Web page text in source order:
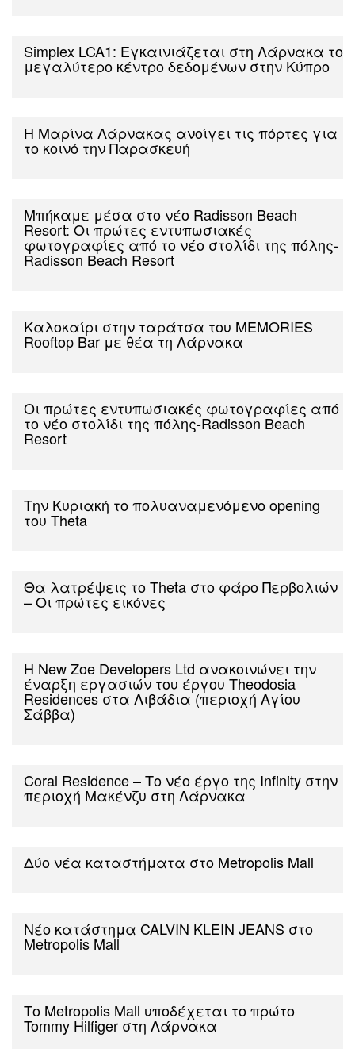
Simplex LCA1: Εγκαινιάζεται στη Λάρνακα το
μεγαλύτερο κέντρο δεδομένων στην Κύπρο
Η Μαρίνα Λάρνακας ανοίγει τις πόρτες για
το κοινό την Παρασκευή
Μπήκαμε μέσα στο νέο Radisson Beach
Resort: Οι πρώτες εντυπωσιακές
φωτογραφίες από το νέο στολίδι της πόλης-
Radisson Beach Resort
Καλοκαίρι στην ταράτσα του MEMORIES
Rooftop Bar με θέα τη Λάρνακα
Οι πρώτες εντυπωσιακές φωτογραφίες από
το νέο στολίδι της πόλης-Radisson Beach
Resort
Την Κυριακή το πολυαναμενόμενο opening
του Theta
Θα λατρέψεις το Theta στο φάρο Περβολιών
– Οι πρώτες εικόνες
Η Νew Zoe Developers Ltd ανακοινώνει την
έναρξη εργασιών του έργου Theodosia
Residences στα Λιβάδια (περιοχή Αγίου
Σάββα)
Coral Residence – Το νέο έργο της Infinity στην
περιοχή Μακένζυ στη Λάρνακα
Δύο νέα καταστήματα στο Metropolis Mall
Νέο κατάστημα CALVIN KLEIN JEANS στο
Metropolis Mall
Το Metropolis Mall υποδέχεται το πρώτο
Tommy Hilfiger στη Λάρνακα